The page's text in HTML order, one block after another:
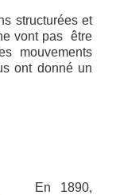
structurées et
vont pas être
mouvements
ont donné un
En 1890,